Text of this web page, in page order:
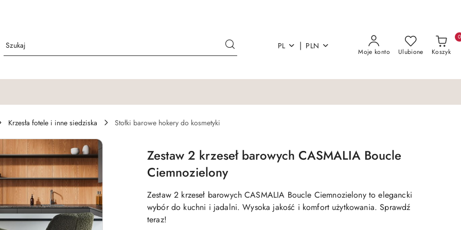
PL | PLN
Moje konto Ulubione Koszyk
0
Krzesła fotele i inne siedziska Stołki barowe hokery do kosmetyki
Zestaw 2 krzeseł barowych CASMALIA Boucle
Ciemnozielony
Zestaw 2 krzeseł barowych CASMALIA Boucle Ciemnozielony to elegancki
wybór do kuchni i jadalni. Wysoka jakość i komfort użytkowania. Sprawdź
teraz!